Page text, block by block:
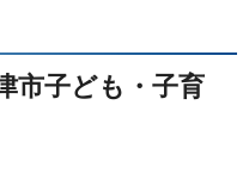
市子ども・子育